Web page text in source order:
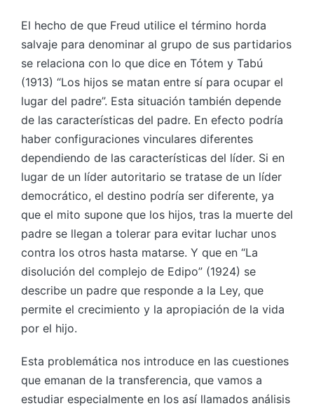
El hecho de que Freud utilice el término horda
salvaje para denominar al grupo de sus partidarios
se relaciona con lo que dice en Tótem y Tabú
(1913) “Los hijos se matan entre sí para ocupar el
lugar del padre”. Esta situación también depende
de las características del padre. En efecto podría
haber configuraciones vinculares diferentes
dependiendo de las características del líder. Si en
lugar de un líder autoritario se tratase de un líder
democrático, el destino podría ser diferente, ya
que el mito supone que los hijos, tras la muerte del
padre se llegan a tolerar para evitar luchar unos
contra los otros hasta matarse. Y que en “La
disolución del complejo de Edipo” (1924) se
describe un padre que responde a la Ley, que
permite el crecimiento y la apropiación de la vida
por el hijo.
Esta problemática nos introduce en las cuestiones
que emanan de la transferencia, que vamos a
estudiar especialmente en los así llamados análisis